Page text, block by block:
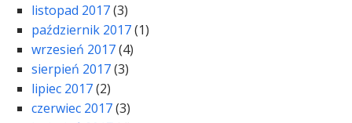
listopad 2017(3)
październik 2017(1)
wrzesień 2017(4)
sierpień 2017(3)
lipiec 2017(2)
czerwiec 2017(3)